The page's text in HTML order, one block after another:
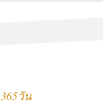
วัน